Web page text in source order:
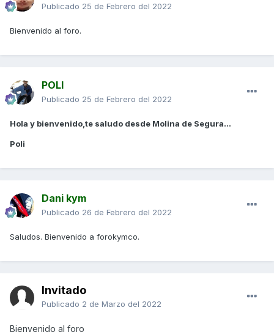
Publicado 25 de Febrero del 2022
Bienvenido al foro.
POLI
Publicado 25 de Febrero del 2022
Hola y bienvenido,te saludo desde Molina de Segura...
Poli
Dani kym
Publicado 26 de Febrero del 2022
Saludos. Bienvenido a forokymco.
Invitado
Publicado 2 de Marzo del 2022
Bienvenido al foro